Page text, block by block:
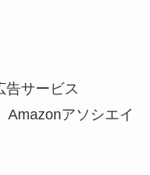
告サービス
Amazonアソシエイ